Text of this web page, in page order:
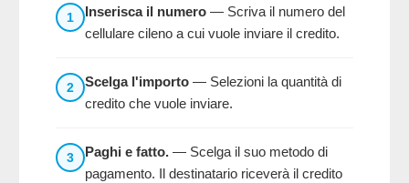
1 Inserisca il numero — Scriva il numero del
cellulare cileno a cui vuole inviare il credito.
2 Scelga l'importo — Selezioni la quantità di
credito che vuole inviare.
3 Paghi e fatto. — Scelga il suo metodo di
pagamento. Il destinatario riceverà il credito